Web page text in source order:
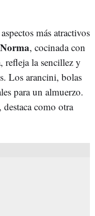
más atractivos
, cocinada con
refleja la sencillez y
Los arancini, bolas
para un almuerzo.
como otra